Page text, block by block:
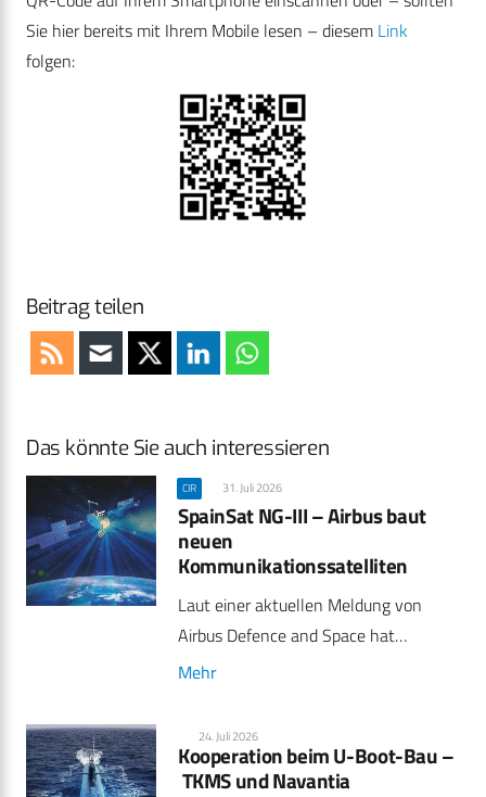
Sie hier bereits mit Ihrem Mobile lesen – diesem Link
folgen:
Beitrag teilen
Das könnte Sie auch interessieren
CIR 31. Juli 2026
SpainSat NG-III – Airbus baut
neuen
Kommunikationssatelliten
Laut einer aktuellen Meldung von
Airbus Defence and Space hat…
Mehr
24. Juli 2026
Kooperation beim U-Boot-Bau –
TKMS und Navantia